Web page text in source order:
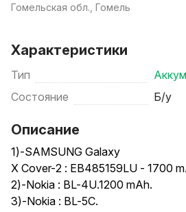
Гомельская обл., Гомель
Характеристики
Тип
Состояние
Б/у
Описание
1)-SAMSUNG Galaxy
X Cover-2 : EB485159LU - 1700
2)-Nokia : BL-4U.1200 mAh.
3)-Nokia : BL-5C.